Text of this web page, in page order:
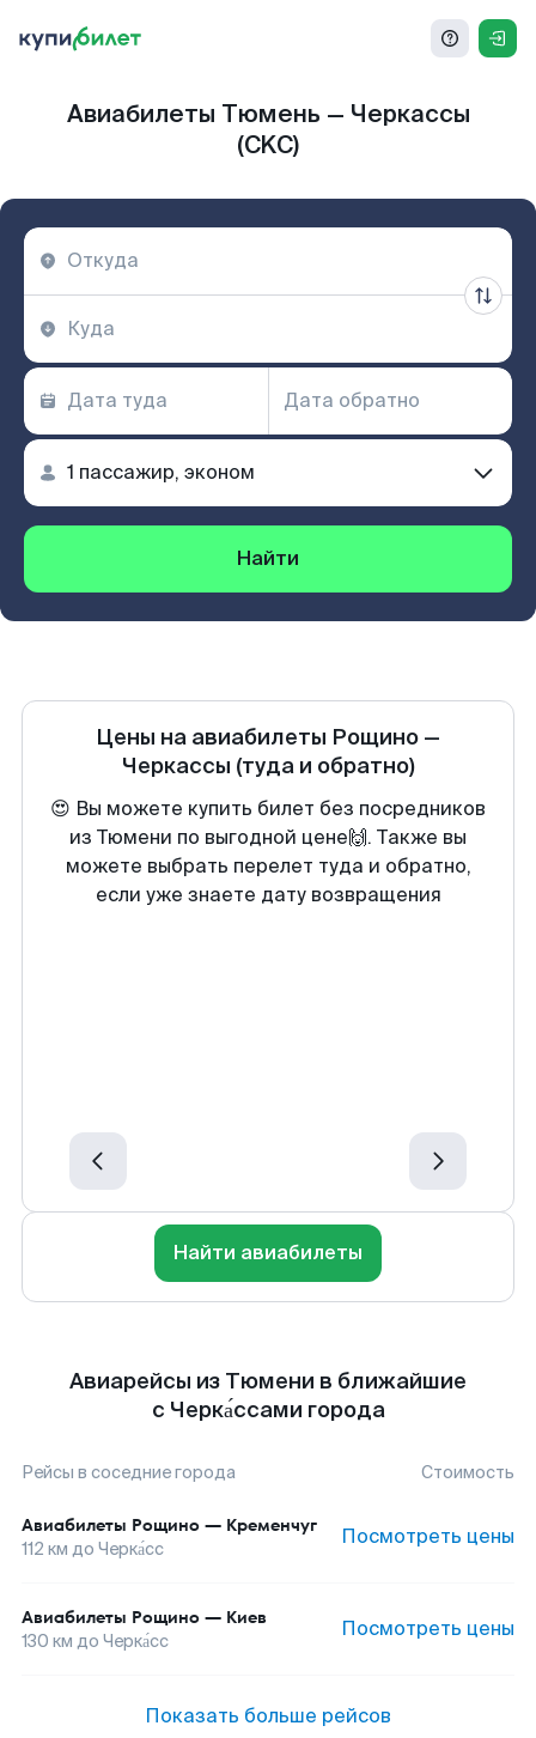
Авиабилеты Тюмень — Черкассы
(CKC)
Найти
Цены на авиабилеты Рощино —
Черкассы (туда и обратно)
😍 Вы можете купить билет без посредников
из Тюмени по выгодной цене🙌. Также вы
можете выбрать перелет туда и обратно,
если уже знаете дату возвращения
Найти авиабилеты
Авиарейсы из Тюмени в ближайшие
с Черка́ссами города
Рейсы в соседние города Стоимость
Авиабилеты Рощино — Кременчуг
112 км до Черка́сс Посмотреть цены
Авиабилеты Рощино — Киев
130 км до Черка́сс Посмотреть цены
Показать больше рейсов